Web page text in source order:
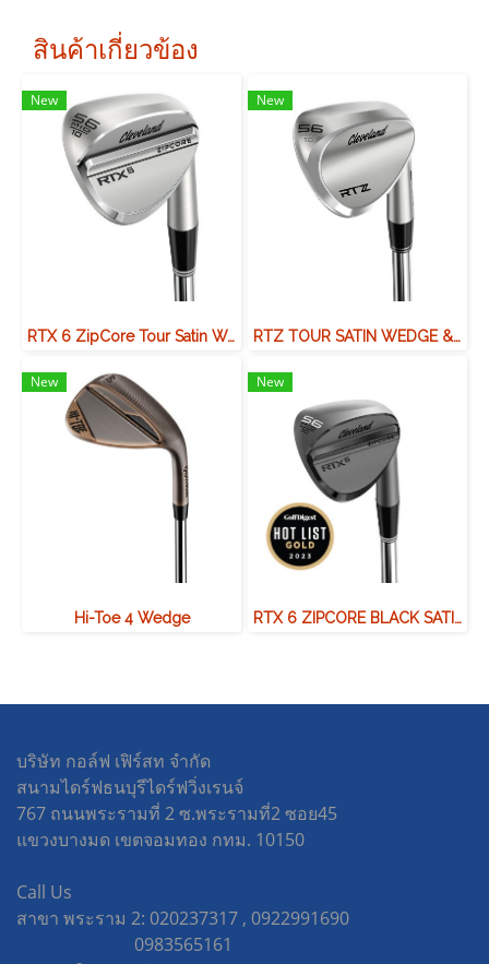
สินค้าเกี่ยวข้อง
New
RTX 6 ZipCore Tour Satin Wedge
New
RTZ TOUR SATIN WEDGE & BLACK SATIN WEDGE
New
Hi-Toe 4 Wedge
New
RTX 6 ZIPCORE BLACK SATIN WEDGE
บริษัท กอล์ฟ เฟิร์สท จำกัด
สนามไดร์ฟธนบุรีไดร์ฟวิ่งเรนจ์
767 ถนนพระรามที่ 2 ซ.พระรามที่2 ซอย45
แขวงบางมด เขตจอมทอง กทม. 10150
Call Us
สาขา พระราม 2: 020237317 , 0922991690
0983565161